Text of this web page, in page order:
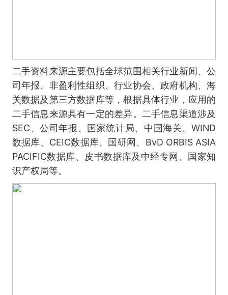
二手资料来源主要包括全球范围相关行业新闻、公
司年报、非盈利性组织、行业协会、政府机构、海
关数据及第三方数据库等，根据具体行业，应用的
二手信息来源具有一定的差异。二手信息渠道涉及
SEC、公司年报、国家统计局、中国海关、WIND
数据库、CEIC数据库、国研网、BvD ORBIS ASIA
PACIFIC数据库、皮书数据库及中经专网、国家知
识产权局等。